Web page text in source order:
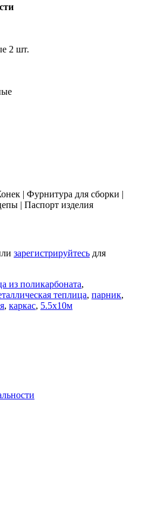
2 шт.
| Фурнитура для сборки |
| Паспорт изделия
зарегистрируйтесь для
из поликарбоната,
теплица, парник,
, каркас, 5.5х10м